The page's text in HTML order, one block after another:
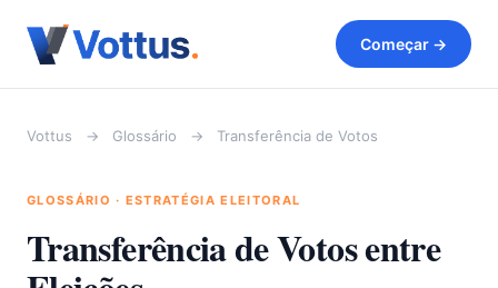
Começar →
Vottus → Glossário → Transferência de Votos
GLOSSÁRIO · ESTRATÉGIA ELEITORAL
Transferência de Votos entre